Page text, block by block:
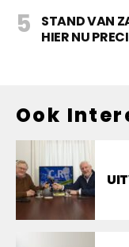
STAND VAN
HIER NU
Ook